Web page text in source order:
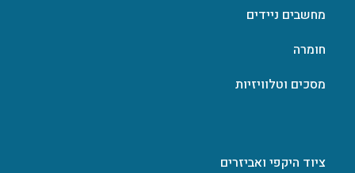
מחשבים ניידים
חומרה
מסכים וטלוויזיות
ציוד היקפי ואביזרים